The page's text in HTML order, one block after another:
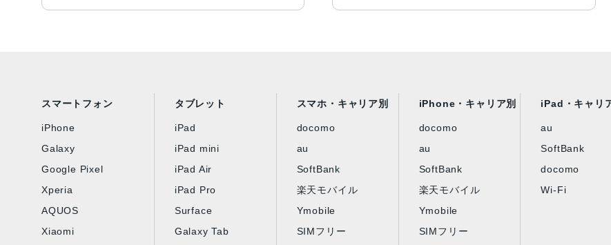
スマートフォン
iPhone
Galaxy
Google Pixel
Xperia
AQUOS
Xiaomi
タブレット
iPad
iPad mini
iPad Air
iPad Pro
Surface
Galaxy Tab
スマホ・キャリア別
docomo
au
SoftBank
楽天モバイル
Ymobile
SIMフリー
iPhone・キャリア別
docomo
au
SoftBank
楽天モバイル
Ymobile
SIMフリー
iPad・キャリ
au
SoftBank
docomo
Wi-Fi